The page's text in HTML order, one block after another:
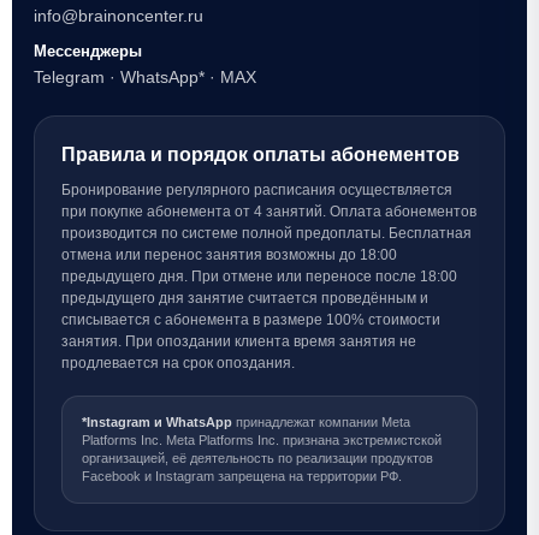
info@brainoncenter.ru
Мессенджеры
Telegram · WhatsApp* · MAX
Правила и порядок оплаты абонементов
Бронирование регулярного расписания осуществляется
при покупке абонемента от 4 занятий. Оплата абонементов
производится по системе полной предоплаты. Бесплатная
отмена или перенос занятия возможны до 18:00
предыдущего дня. При отмене или переносе после 18:00
предыдущего дня занятие считается проведённым и
списывается с абонемента в размере 100% стоимости
занятия. При опоздании клиента время занятия не
продлевается на срок опоздания.
*Instagram и WhatsApp принадлежат компании Meta
Platforms Inc. Meta Platforms Inc. признана экстремистской
организацией, её деятельность по реализации продуктов
Facebook и Instagram запрещена на территории РФ.